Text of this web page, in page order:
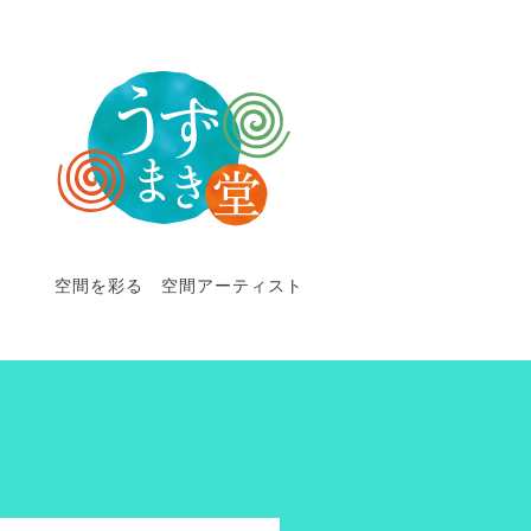
空間を彩る 空間アーティスト